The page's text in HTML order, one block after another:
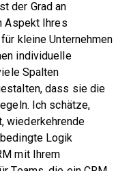
der Grad an
Aspekt Ihres
kleine Unternehmen
individuelle
Spalten
dass sie die
Ich schätze,
wiederkehrende
Logik
mit Ihrem